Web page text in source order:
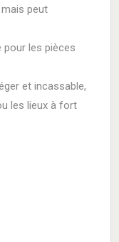
peut
pour les pièces
et incassable,
les lieux à fort